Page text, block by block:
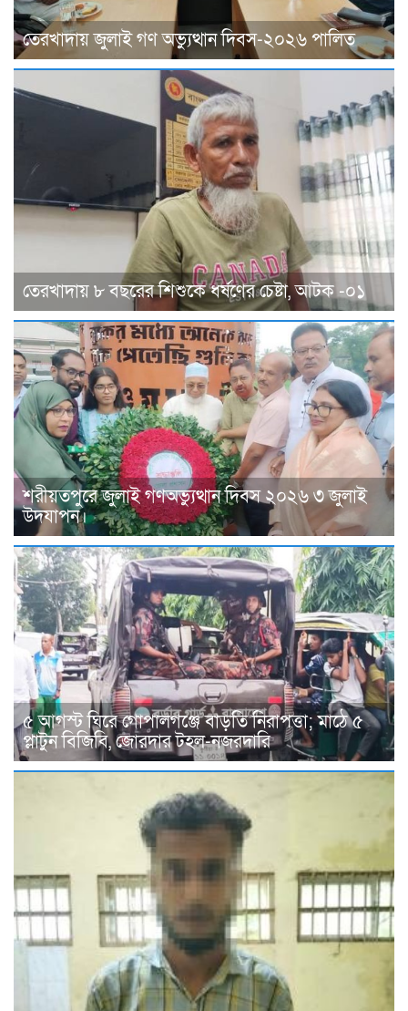
তেরখাদায় জুলাই গণ অভ্যুত্থান দিবস-২০২৬ পালিত
তেরখাদায় ৮ বছরের শিশুকে ধর্ষণের চেষ্টা, আটক -০১
শরীয়তপুরে জুলাই গণঅভ্যুত্থান দিবস ২০২৬ ৩ জুলাই
উদযাপন।
৫ আগস্ট ঘিরে গোপালগঞ্জে বাড়তি নিরাপত্তা; মাঠে ৫
প্লাটুন বিজিবি, জোরদার টহল-নজরদারি